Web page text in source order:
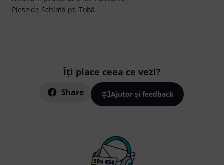
Piese de Schimb pt. Tobă
Îți place ceea ce vezi?
Share Ajutor și feedback